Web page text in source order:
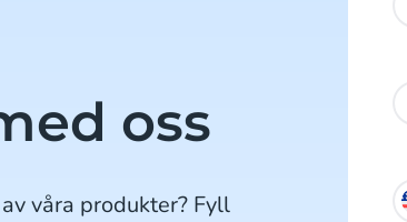
oss
våra produkter? Fyll